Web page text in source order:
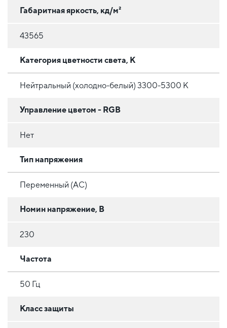
Габаритная яркость, кд/м²
43565
Категория цветности света, К
Нейтральный (холодно-белый) 3300-5300 К
Управление цветом - RGB
Нет
Тип напряжения
Переменный (AC)
Номин напряжение, В
230
Частота
50 Гц
Класс защиты